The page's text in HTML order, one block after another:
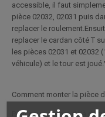
accessible, il faut
pièce 02032, 02031 puis
replacer le
replacer le cardan côté T
les pièces 02031 et 02032
véhicule) et le tour est
Comment monter la pièce
Pour ceux qui ont déjà